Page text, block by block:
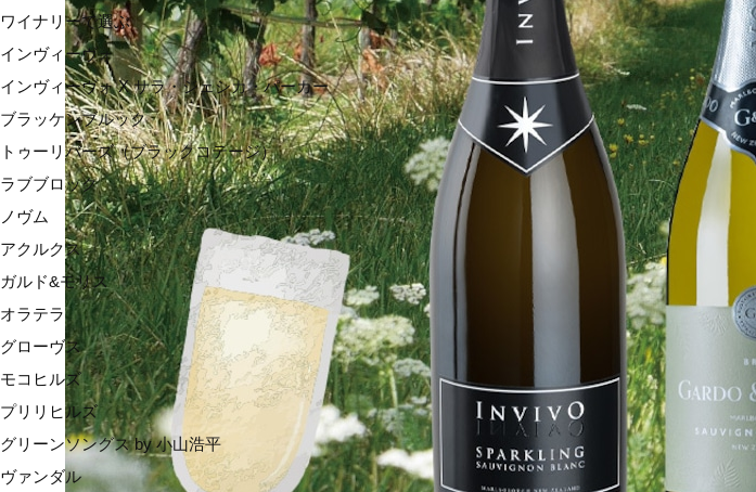
ワイナリーで選ぶ
インヴィーヴォ
インヴィーヴォ X サラ・ジェシカ・パーカー
ブラッケンブルック
トゥーリバーズ（ブラックコテージ）
ラブブロック
ノヴム
アクルクス
ガルド&モリス
オラテラ
グローヴス
モコヒルズ
プリリヒルズ
グリーンソングス by 小山浩平
ヴァンダル